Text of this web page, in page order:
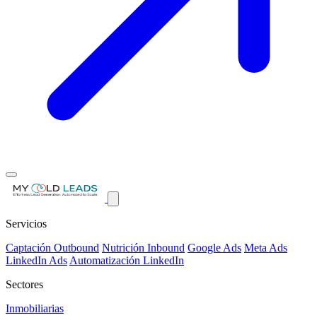
Servicios
Captación Outbound Nutrición Inbound Google Ads Meta Ads
LinkedIn Ads Automatización LinkedIn
Sectores
Inmobiliarias